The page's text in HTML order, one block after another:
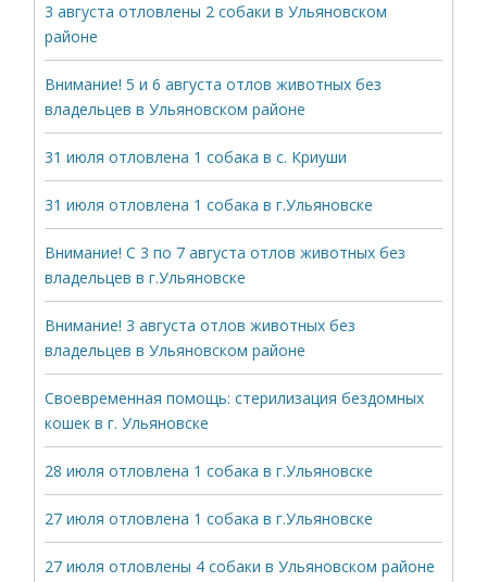
3 августа отловлены 2 собаки в Ульяновском
районе
Внимание! 5 и 6 августа отлов животных без
владельцев в Ульяновском районе
31 июля отловлена 1 собака в с. Криуши
31 июля отловлена 1 собака в г.Ульяновске
Внимание! С 3 по 7 августа отлов животных без
владельцев в г.Ульяновске
Внимание! 3 августа отлов животных без
владельцев в Ульяновском районе
Своевременная помощь: стерилизация бездомных
кошек в г. Ульяновске
28 июля отловлена 1 собака в г.Ульяновске
27 июля отловлена 1 собака в г.Ульяновске
27 июля отловлены 4 собаки в Ульяновском районе